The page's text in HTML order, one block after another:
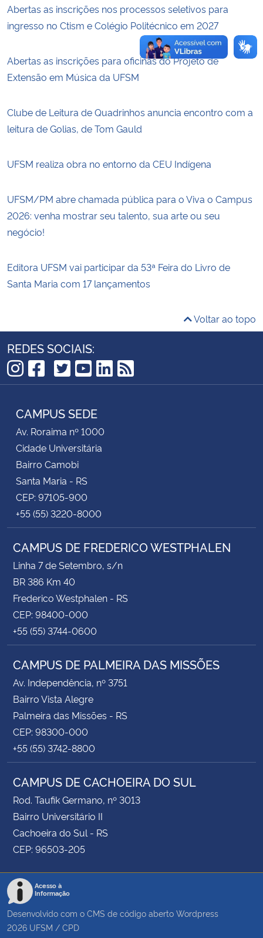
Abertas as inscrições nos processos seletivos para
ingresso no Ctism e Colégio Politécnico em 2027
Abertas as inscrições para oficinas do Projeto de
Extensão em Música da UFSM
Clube de Leitura de Quadrinhos anuncia encontro com a
leitura de Golias, de Tom Gauld
UFSM realiza obra no entorno da CEU Indígena
UFSM/PM abre chamada pública para o Viva o Campus
2026: venha mostrar seu talento, sua arte ou seu
negócio!
Editora UFSM vai participar da 53ª Feira do Livro de
Santa Maria com 17 lançamentos
Voltar ao topo
REDES SOCIAIS:
Instagram
Facebook
TikTok
Twitter
YouTube
LinkedIn
RSS
CAMPUS SEDE
Av. Roraima nº 1000
Cidade Universitária
Bairro Camobi
Santa Maria - RS
CEP: 97105-900
+55 (55) 3220-8000
CAMPUS DE FREDERICO WESTPHALEN
Linha 7 de Setembro, s/n
BR 386 Km 40
Frederico Westphalen - RS
CEP: 98400-000
+55 (55) 3744-0600
CAMPUS DE PALMEIRA DAS MISSÕES
Av. Independência, nº 3751
Bairro Vista Alegre
Palmeira das Missões - RS
CEP: 98300-000
+55 (55) 3742-8800
CAMPUS DE CACHOEIRA DO SUL
Rod. Taufik Germano, nº 3013
Bairro Universitário II
Cachoeira do Sul - RS
CEP: 96503-205
Acesso à
Informação
Desenvolvido com o CMS de código aberto Wordpress
2026 UFSM / CPD